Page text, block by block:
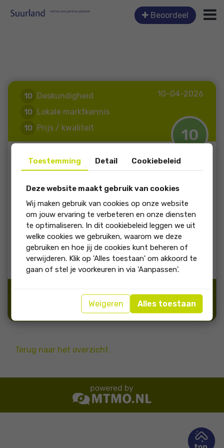
Beoordeel
10-04-2026
10
10 Deskundigheid
10 Lokale marktkennis
10 Prijs / kwaliteit
10 Service en begeleiding
soort review: Verkoop
Angelique Dijk-Zuidema
beoordeling:
Jarenlange ervaring, wat zich erg uit in hun
werkzaamheden. Kortom vakkundige en zeer vriendelijk
personeel.
"Ja, ik beveel dit bedrijf
Bron:
Terug naar het overzicht
Toestemming Detail Cookiebeleid
Deze website maakt gebruik van cookies
Wij maken gebruik van cookies op onze website
om jouw ervaring te verbeteren en onze diensten
te optimaliseren. In dit cookiebeleid leggen we uit
welke cookies we gebruiken, waarom we deze
gebruiken en hoe jij de cookies kunt beheren of
verwijderen. Klik op 'Alles toestaan' om akkoord te
gaan of stel je voorkeuren in via 'Aanpassen'.
Weigeren Alles toestaan